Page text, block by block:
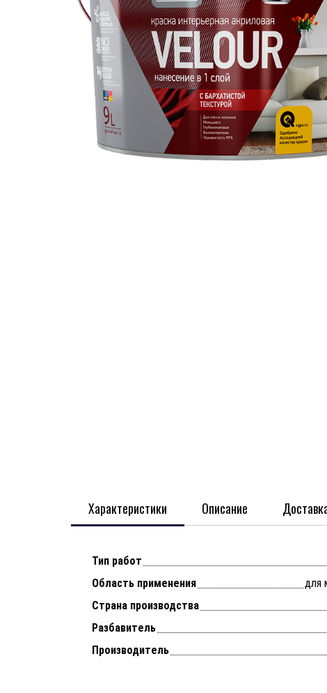
Характеристики Описание
Тип работ
Область применения
для
Страна производства
Разбавитель
Производитель